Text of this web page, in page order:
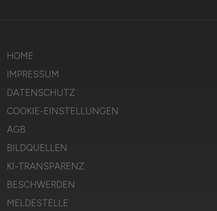
HOME
IMPRESSUM
DATENSCHUTZ
COOKIE-EINSTELLUNGEN
AGB
BILDQUELLEN
KI-TRANSPARENZ
BESCHWERDEN
MELDESTELLE